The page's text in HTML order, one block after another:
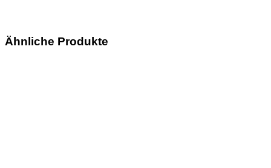
Ähnliche Produkte